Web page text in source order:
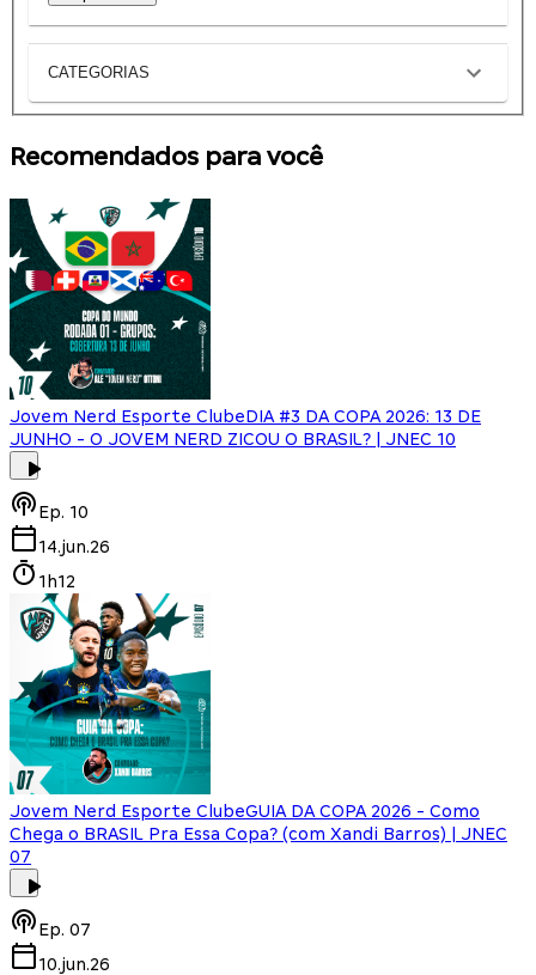
CATEGORIAS
Recomendados para você
Jovem Nerd Esporte ClubeDIA #3 DA COPA 2026: 13 DE
JUNHO - O JOVEM NERD ZICOU O BRASIL? | JNEC 10
Ep. 10
14.jun.26
1h12
Jovem Nerd Esporte ClubeGUIA DA COPA 2026 - Como
Chega o BRASIL Pra Essa Copa? (com Xandi Barros) | JNEC
07
Ep. 07
10.jun.26